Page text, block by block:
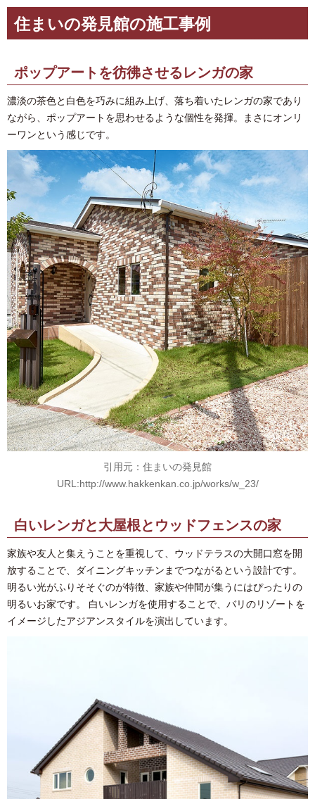
住まいの発見館の施工事例
ポップアートを彷彿させるレンガの家
濃淡の茶色と白色を巧みに組み上げ、落ち着いたレンガの家であり
ながら、ポップアートを思わせるような個性を発揮。まさにオンリ
ーワンという感じです。
引用元：住まいの発見館
URL:http://www.hakkenkan.co.jp/works/w_23/
白いレンガと大屋根とウッドフェンスの家
家族や友人と集えうことを重視して、ウッドテラスの大開口窓を開
放することで、ダイニングキッチンまでつながるという設計です。
明るい光がふりそそぐのが特徴、家族や仲間が集うにはぴったりの
明るいお家です。 白いレンガを使用することで、バリのリゾートを
イメージしたアジアンスタイルを演出しています。